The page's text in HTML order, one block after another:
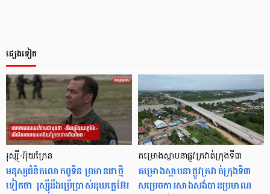
ផ្សេងទៀត
រុស្ស៊ី-អ៊ុយក្រែន
មនុស្សជំនិតលោកពូទីន ព្រមានជាថ្មី
ទៀតថា រុស្ស៊ីនឹងប្រើប្រាស់នុយក្លេអ៊ែរ
គម្រោងស្ថាបនាផ្លូវក្រវាត់ក្រុងទី៣
គម្រោងស្ថាបនាផ្លូវក្រវាត់ក្រុងទី៣
សម្រេចការសាងសង់បានប្រមាណ